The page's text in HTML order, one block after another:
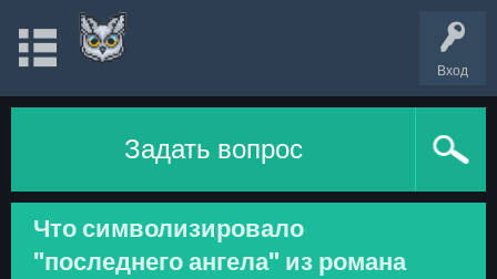
Вход
Задать вопрос
Что символизировало
"последнего ангела" из романа